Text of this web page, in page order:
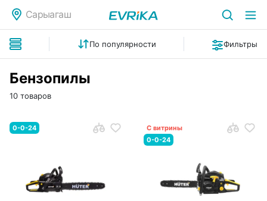
Сарыагаш
По популярности Фильтры
Бензопилы
10 товаров
0-0-24
С витрины
0-0-24